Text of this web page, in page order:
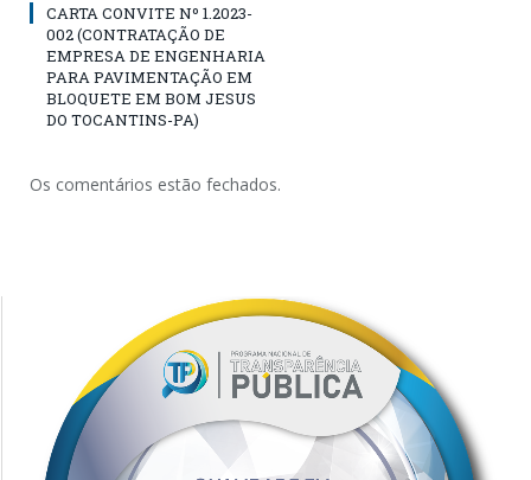
CARTA CONVITE Nº 1.2023-
002 (CONTRATAÇÃO DE
EMPRESA DE ENGENHARIA
PARA PAVIMENTAÇÃO EM
BLOQUETE EM BOM JESUS
DO TOCANTINS-PA)
Os comentários estão fechados.